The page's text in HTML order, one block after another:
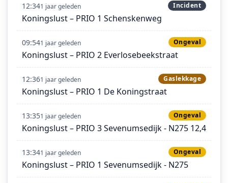
12:341 jaar geleden Incident
Koningslust – PRIO 1 Schenskenweg
09:541 jaar geleden Ongeval
Koningslust – PRIO 2 Everlosebeekstraat
12:361 jaar geleden Gaslekkage
Koningslust – PRIO 1 De Koningstraat
13:351 jaar geleden Ongeval
Koningslust – PRIO 3 Sevenumsedijk - N275 12,4
13:341 jaar geleden Ongeval
Koningslust – PRIO 1 Sevenumsedijk - N275